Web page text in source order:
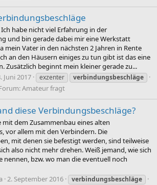
habe nicht viel Erfahrung in der
und bin gerade dabei mir eine Werkstatt
mein Vater in den nächsten 2 Jahren in Rente
an den Häusern einiges zu tun gibt ist das eine
Zusätzlich beginnt mein kleiner gerade zu...
Juni 2017 exzenter verbindungsbeschläge
Amateur fragt
diese Verbindungsbeschläge?
mit dem Zusammenbau eines alten
vor allem mit den Verbindern. Die
mit denen sie befestigt werden, sind teilweise
also nicht mehr drehen. Weiß jemand, wie sich
nennen, bzw. wo man die eventuell noch
2. September 2016 verbindungsbeschläge